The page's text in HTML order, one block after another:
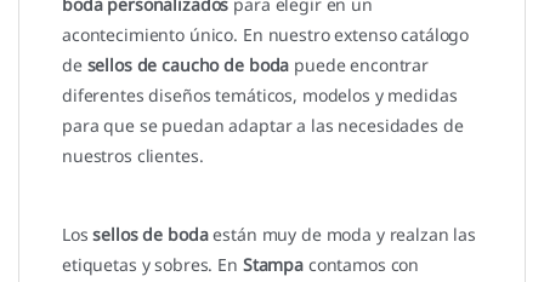
acontecimiento único. En nuestro extenso catálogo
de sellos de caucho de boda puede encontrar
diferentes diseños temáticos, modelos y medidas
para que se puedan adaptar a las necesidades de
nuestros clientes.
Lossellos de bodaestán muy de moda y realzan las
etiquetas y sobres. En Stampacontamos con